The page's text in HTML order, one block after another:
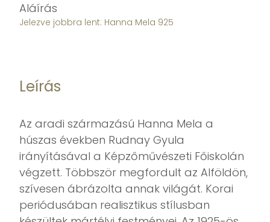
Aláírás
Jelezve jobbra lent: Hanna Mela 925
Leírás
Az aradi származású Hanna Mela a
húszas években Rudnay Gyula
irányításával a Képzőművészeti Főiskolán
végzett. Többször megfordult az Alföldön,
szívesen ábrázolta annak világát. Korai
periódusában realisztikus stílusban